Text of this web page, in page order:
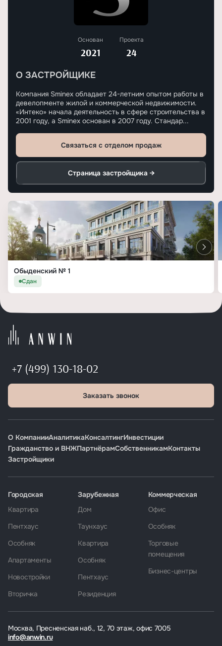
Основан
2021
Проекта
24
О ЗАСТРОЙЩИКЕ
Компания Sminex обладает 24-летним опытом работы в
девелопменте жилой и коммерческой недвижимости.
«Интеко» начала деятельность в сфере строительства в
2001 году, а Sminex основан в 2007 году. Стандар...
Связаться с отделом продаж
Страница застройщика →
Обыденский № 1
Сдан
+7 (499) 130-18-02
Заказать звонок
О КомпанииАналитикаКонсалтингИнвестиции
Гражданство и ВНЖПартнёрамСобственникамКонтакты
Застройщики
Москва, Пресненская наб., 12, 70 этаж, офис 7005
info@anwin.ru
Городская
Квартира
Пентхаус
Особняк
Апартаменты
Новостройки
Вторичка
Зарубежная
Дом
Таунхаус
Квартира
Особняк
Пентхаус
Резиденция
Коммерческая
Офис
Особняк
Торговые
помещения
Бизнес-центры